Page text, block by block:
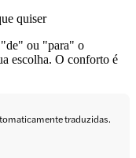
quiser
ou "para" o
escolha. O conforto é
traduzidas.